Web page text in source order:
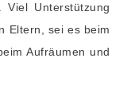
Viel Unterstützung
Eltern, sei es beim
Aufräumen und